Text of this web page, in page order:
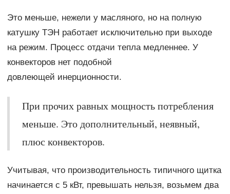
Это меньше, нежели у масляного, но на полную
катушку ТЭН работает исключительно при выходе
на режим. Процесс отдачи тепла медленнее. У
конвекторов нет подобной
довлеющей инерционности.
При прочих равных мощность потребления
меньше. Это дополнительный, неявный,
плюс конвекторов.
Учитывая, что производительность типичного щитка
начинается с 5 кВт, превышать нельзя, возьмем два